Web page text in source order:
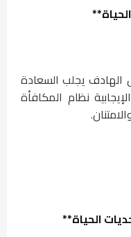
الهادف يجلب السعادة
نظام المكافأة